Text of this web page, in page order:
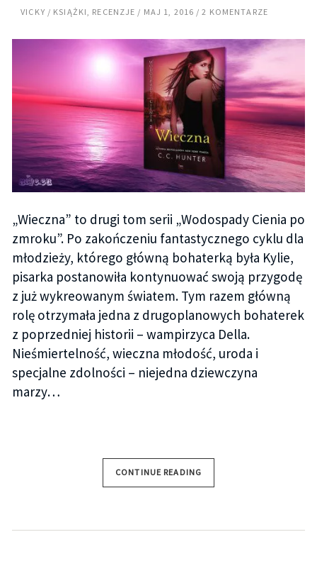
VICKY KSIĄŻKI, RECENZJE MAJ 1, 2016 2 KOMENTARZE
„Wieczna” to drugi tom serii „Wodospady Cienia po
zmroku”. Po zakończeniu fantastycznego cyklu dla
młodzieży, którego główną bohaterką była Kylie,
pisarka postanowiła kontynuować swoją przygodę
z już wykreowanym światem. Tym razem główną
rolę otrzymała jedna z drugoplanowych bohaterek
z poprzedniej historii – wampirzyca Della.
Nieśmiertelność, wieczna młodość, uroda i
specjalne zdolności – niejedna dziewczyna
marzy…
CONTINUE READING